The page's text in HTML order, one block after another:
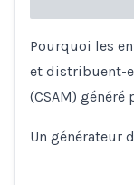
Loading...
Pourquoi les
et distribuent-
(CSAM) généré
Un générateur